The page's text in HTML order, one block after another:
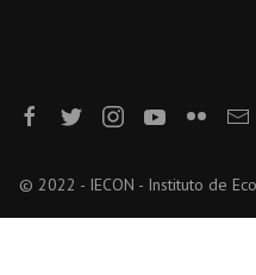
© 2022 - IECON - Instituto de